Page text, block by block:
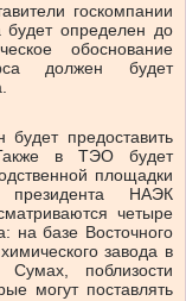
госкомпании
будет определен до
обоснование
должен будет
предоставить
Также в ТЭО будет
площадки
НАЭК
четыре
на базе Восточного
завода в
поблизости
могут поставлять